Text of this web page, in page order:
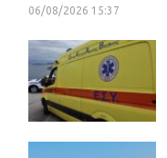
06/08/2026 15:37